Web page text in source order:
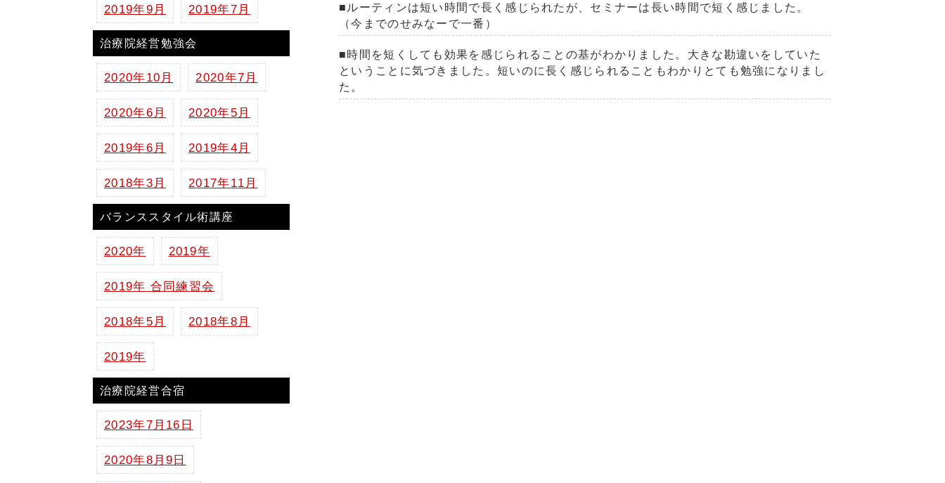
2019年9月 2019年7月
治療院経営勉強会
2020年10月 2020年7月
2020年6月 2020年5月
2019年6月 2019年4月
2018年3月 2017年11月
バランススタイル術講座
2020年 2019年
2019年 合同練習会
2018年5月 2018年8月
2019年
治療院経営合宿
2023年7月16日
2020年8月9日
■ルーティンは短い時間で長く感じられたが、セミナーは長い時間で短く感じました。
（今までのせみなーで一番）
■時間を短くしても効果を感じられることの基がわかりました。大きな勘違いをしていた
ということに気づきました。短いのに長く感じられることもわかりとても勉強になりまし
た。